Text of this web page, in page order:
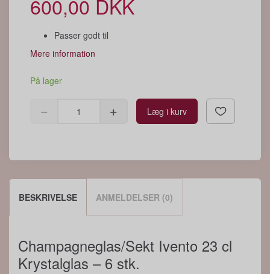
600,00 DKK
Passer godt til
Mere information
På lager
Læg i kurv
BESKRIVELSE ANMELDELSER (0)
Champagneglas/Sekt Ivento 23 cl
Krystalglas – 6 stk.